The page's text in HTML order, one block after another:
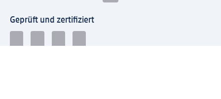
Geprüft und zertifiziert